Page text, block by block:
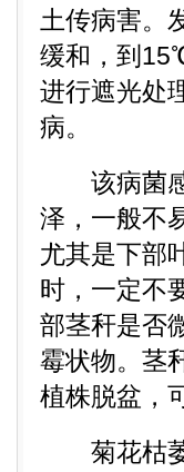
土传病害。
缓和，到
进行遮光处
病。
该病菌感
泽，一般不
尤其是下部
时，一定不
部茎秆是否
霉状物。茎
植株脱盆，
菊花枯萎